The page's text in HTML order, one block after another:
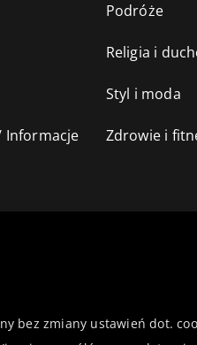
Podróże
Religia i
Styl i moda
Informacje Zdrowie i
bez zmiany ustawień dot.